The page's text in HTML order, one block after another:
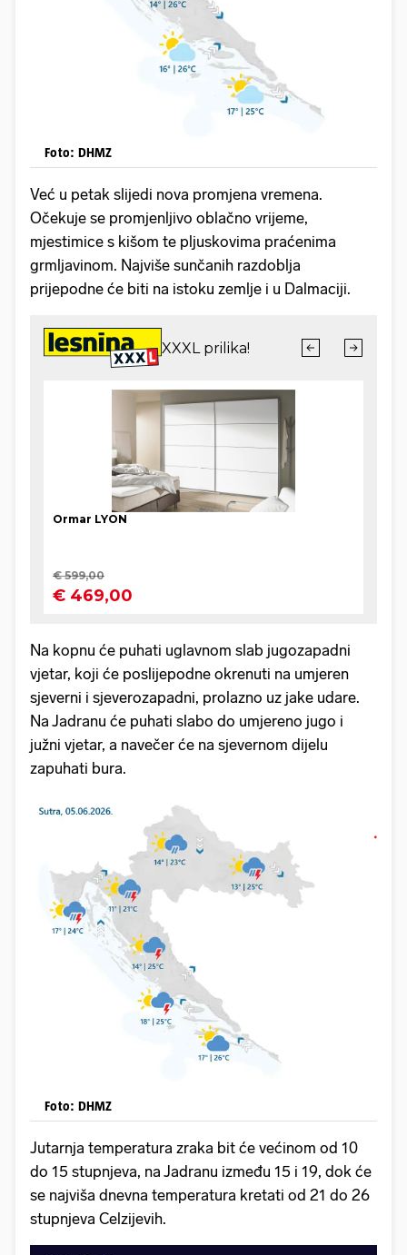
Foto: DHMZ
Već u petak slijedi nova promjena vremena.
Očekuje se promjenljivo oblačno vrijeme,
mjestimice s kišom te pljuskovima praćenima
grmljavinom. Najviše sunčanih razdoblja
prijepodne će biti na istoku zemlje i u Dalmaciji.
Na kopnu će puhati uglavnom slab jugozapadni
vjetar, koji će poslijepodne okrenuti na umjeren
sjeverni i sjeverozapadni, prolazno uz jake udare.
Na Jadranu će puhati slabo do umjereno jugo i
južni vjetar, a navečer će na sjevernom dijelu
zapuhati bura.
Foto: DHMZ
Jutarnja temperatura zraka bit će većinom od 10
do 15 stupnjeva, na Jadranu između 15 i 19, dok će
se najviša dnevna temperatura kretati od 21 do 26
stupnjeva Celzijevih.